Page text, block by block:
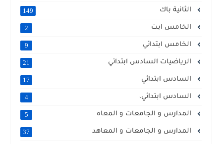
الثانية باك 149
الخامس ابت 2
الخامس ابتدائي 9
الرياضيات السادس ابتدائي 21
السادس ابتدائي 17
السادس ابتدائي، 4
المدارس و الجامعات و المعاه 5
المدارس و الجامعات و المعاهد 37